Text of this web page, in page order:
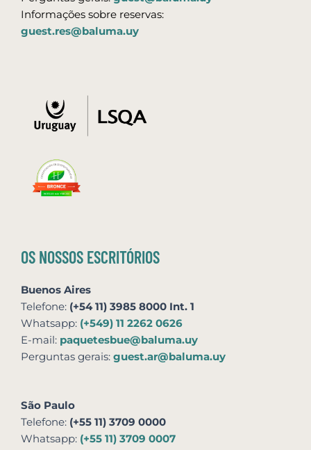
Informações sobre reservas:
guest.res@baluma.uy
OS NOSSOS ESCRITÓRIOS
Buenos Aires
Telefone: (+54 11) 3985 8000 Int. 1
Whatsapp: (+549) 11 2262 0626
E-mail: paquetesbue@baluma.uy
Perguntas gerais: guest.ar@baluma.uy
São Paulo
Telefone: (+55 11) 3709 0000
Whatsapp: (+55 11) 3709 0007